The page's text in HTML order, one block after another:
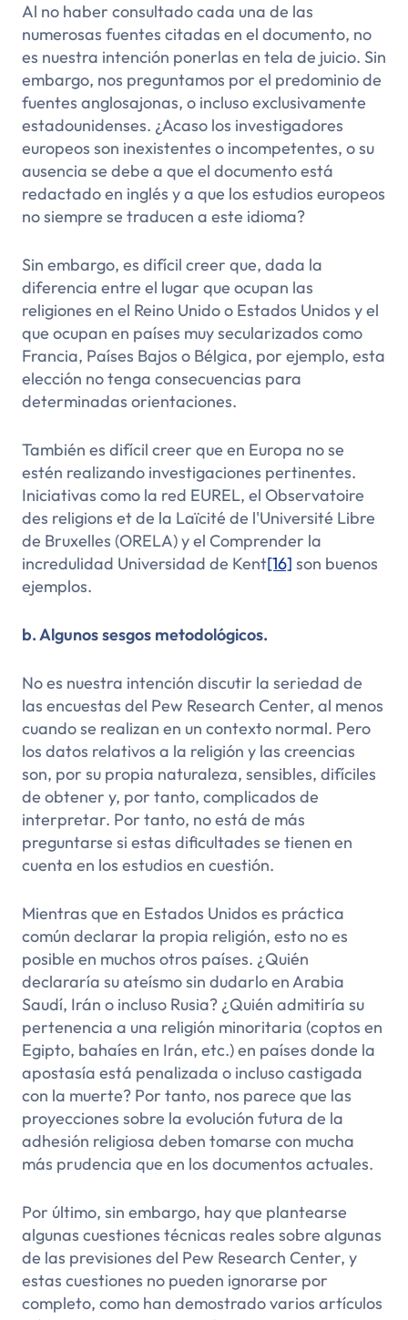
Al no haber consultado cada una de las
numerosas fuentes citadas en el documento, no
es nuestra intención ponerlas en tela de juicio. Sin
embargo, nos preguntamos por el predominio de
fuentes anglosajonas, o incluso exclusivamente
estadounidenses. ¿Acaso los investigadores
europeos son inexistentes o incompetentes, o su
ausencia se debe a que el documento está
redactado en inglés y a que los estudios europeos
no siempre se traducen a este idioma?
Sin embargo, es difícil creer que, dada la
diferencia entre el lugar que ocupan las
religiones en el Reino Unido o Estados Unidos y el
que ocupan en países muy secularizados como
Francia, Países Bajos o Bélgica, por ejemplo, esta
elección no tenga consecuencias para
determinadas orientaciones.
También es difícil creer que en Europa no se
estén realizando investigaciones pertinentes.
Iniciativas como la red EUREL, el Observatoire
des religions et de la Laïcité de l'Université Libre
de Bruxelles (ORELA) y el Comprender la
incredulidad Universidad de Kent[16] son buenos
ejemplos.
b. Algunos sesgos metodológicos.
No es nuestra intención discutir la seriedad de
las encuestas del Pew Research Center, al menos
cuando se realizan en un contexto normal. Pero
los datos relativos a la religión y las creencias
son, por su propia naturaleza, sensibles, difíciles
de obtener y, por tanto, complicados de
interpretar. Por tanto, no está de más
preguntarse si estas dificultades se tienen en
cuenta en los estudios en cuestión.
Mientras que en Estados Unidos es práctica
común declarar la propia religión, esto no es
posible en muchos otros países. ¿Quién
declararía su ateísmo sin dudarlo en Arabia
Saudí, Irán o incluso Rusia? ¿Quién admitiría su
pertenencia a una religión minoritaria (coptos en
Egipto, bahaíes en Irán, etc.) en países donde la
apostasía está penalizada o incluso castigada
con la muerte? Por tanto, nos parece que las
proyecciones sobre la evolución futura de la
adhesión religiosa deben tomarse con mucha
más prudencia que en los documentos actuales.
Por último, sin embargo, hay que plantearse
algunas cuestiones técnicas reales sobre algunas
de las previsiones del Pew Research Center, y
estas cuestiones no pueden ignorarse por
completo, como han demostrado varios artículos